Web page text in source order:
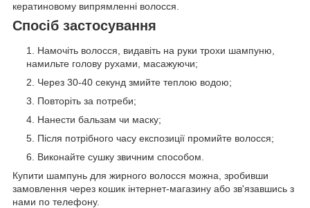
кератиновому випрямленні волосся.
Спосіб застосування
Намочіть волосся, видавіть на руки трохи шампуню,
намильте голову рухами, масажуючи;
Через 30-40 секунд змийте теплою водою;
Повторіть за потреби;
Нанести бальзам чи маску;
Після потрібного часу експозиції промийте волосся;
Виконайте сушку звичним способом.
Купити шампунь для жирного волосся можна, зробивши
замовлення через кошик інтернет-магазину або зв'язавшись з
нами по телефону.